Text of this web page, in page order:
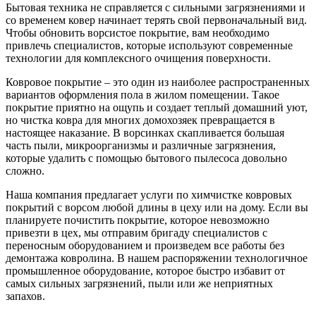
Бытовая техника не справляется с сильными загрязнениями и
со временем ковер начинает терять свой первоначальный вид.
Чтобы обновить ворсистое покрытие, вам необходимо
привлечь специалистов, которые используют современные
технологии для комплексного очищения поверхности.
Ковровое покрытие – это один из наиболее распространенных
вариантов оформления пола в жилом помещении. Такое
покрытие приятно на ощупь и создает теплый домашний уют,
но чистка ковра для многих домохозяек превращается в
настоящее наказание. В ворсинках скапливается большая
часть пыли, микроорганизмы и различные загрязнения,
которые удалить с помощью бытового пылесоса довольно
сложно.
Наша компания предлагает услуги по химчистке ковровых
покрытий с ворсом любой длины в цеху или на дому. Если вы
планируете почистить покрытие, которое невозможно
привезти в цех, мы отправим бригаду специалистов с
переносным оборудованием и произведем все работы без
демонтажа ковролина. В нашем распоряжении технологичное
промышленное оборудование, которое быстро избавит от
самых сильных загрязнений, пыли или же неприятных
запахов.